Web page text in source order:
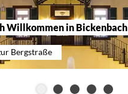
Willkommen in Bickenbach
Bergstraße